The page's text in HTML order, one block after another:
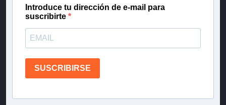
Introduce tu dirección de e-mail para
suscribirte
SUSCRIBIRSE